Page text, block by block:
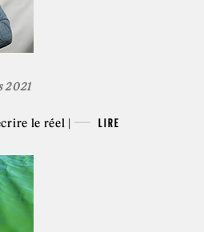
2021
le réel | LIRE